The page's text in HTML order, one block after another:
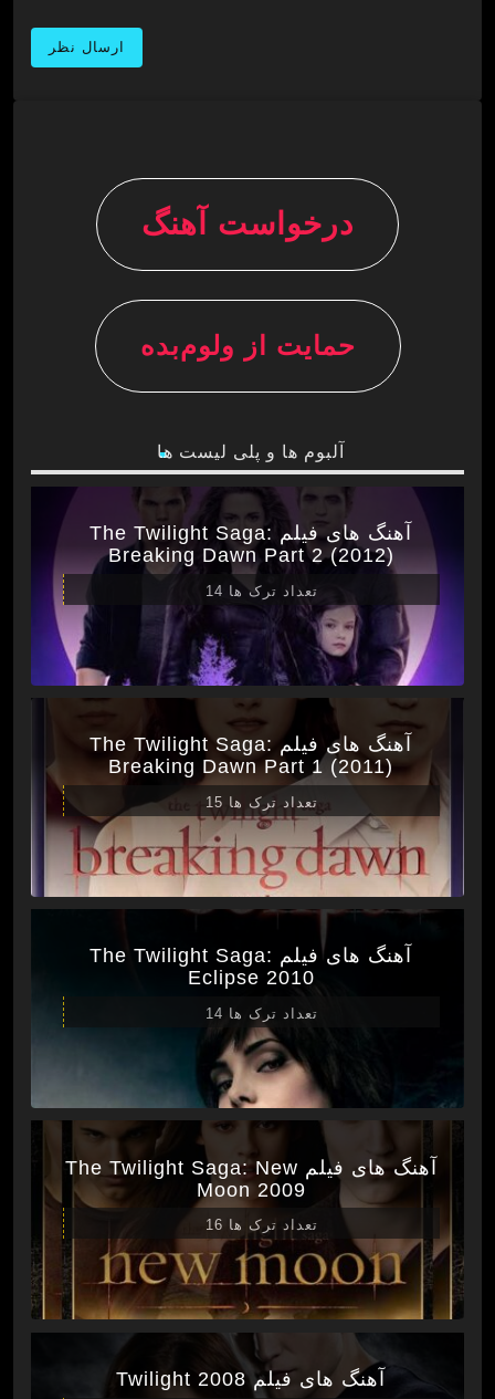
درخواست آهنگ
حمایت از ولوم‌بده
آلبوم ها و پلی لیست ها
آهنگ های فیلم The Twilight Saga:
Breaking Dawn Part 2 (2012)
تعداد ترک ها 14
آهنگ های فیلم The Twilight Saga:
Breaking Dawn Part 1 (2011)
تعداد ترک ها 15
آهنگ های فیلم The Twilight Saga:
Eclipse 2010
تعداد ترک ها 14
آهنگ های فیلم The Twilight Saga: New
Moon 2009
تعداد ترک ها 16
آهنگ های فیلم Twilight 2008